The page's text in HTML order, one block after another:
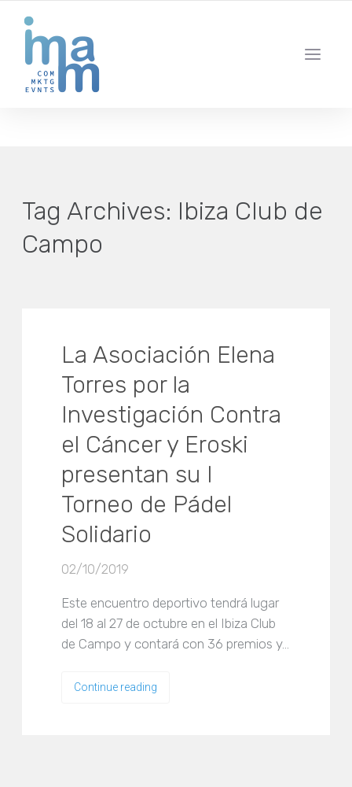
IBIZA · MADRID · BARCELONA
Tag Archives: Ibiza Club de
Campo
La Asociación Elena
Torres por la
Investigación Contra
el Cáncer y Eroski
presentan su I
Torneo de Pádel
Solidario
02/10/2019
Este encuentro deportivo tendrá lugar
del 18 al 27 de octubre en el Ibiza Club
de Campo y contará con 36 premios y…
Continue reading